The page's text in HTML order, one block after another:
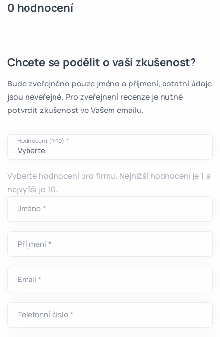
0 hodnocení
Chcete se podělit o vaši zkušenost?
Bude zveřejněno pouze jméno a příjmení, ostatní údaje
jsou neveřejné. Pro zveřejnení recenze je nutné
potvrdit zkušenost ve Vašem emailu.
Hodnocení (1-10) *
Vyberte hodnocení pro firmu. Nejnižší hodnocení je 1 a
nejvyšší je 10.
Jméno *
Příjmení *
Email *
Telefonní číslo *